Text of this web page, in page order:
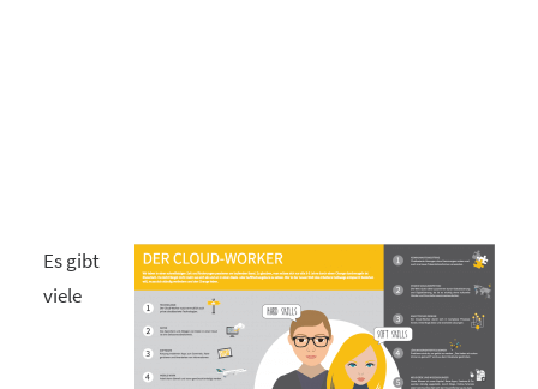
Es gibt
viele